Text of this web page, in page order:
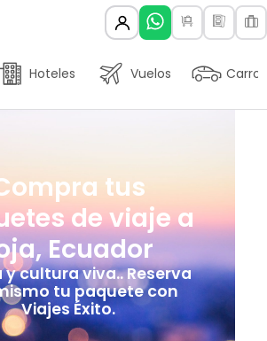
Hoteles Vuelos Carros
tus
de viaje a
Ecuador
y cultura viva.. Reserva
tu paquete con
Viajes Éxito.